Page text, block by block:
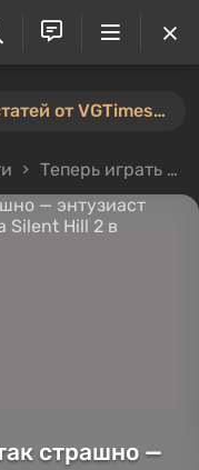
⚡️ Конкурс пользовательских статей от VGTimes продлён — участвуйте тут ⚡️
Теперь играть будет не так страшно — энтузиаст превратил главного героя ремейка Silent Hill 2 в красотку 2B из NieR: Automata
страшно —